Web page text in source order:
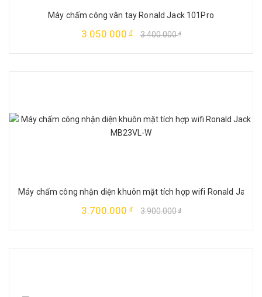
Máy chấm công vân tay Ronald Jack 101Pro
3.050.000đ 3.400.000đ
Máy chấm công nhận diện khuôn mặt tích hợp wifi Ronald Jack
3.700.000đ 3.900.000đ